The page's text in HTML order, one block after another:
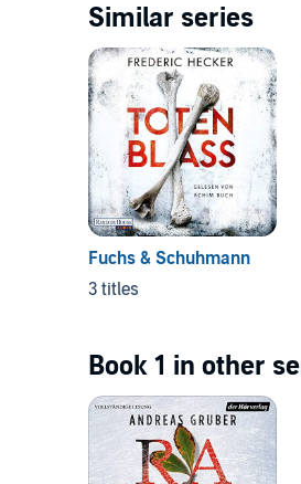
Similar series
Fuchs & Schuhmann
3 titles
Book 1 in other